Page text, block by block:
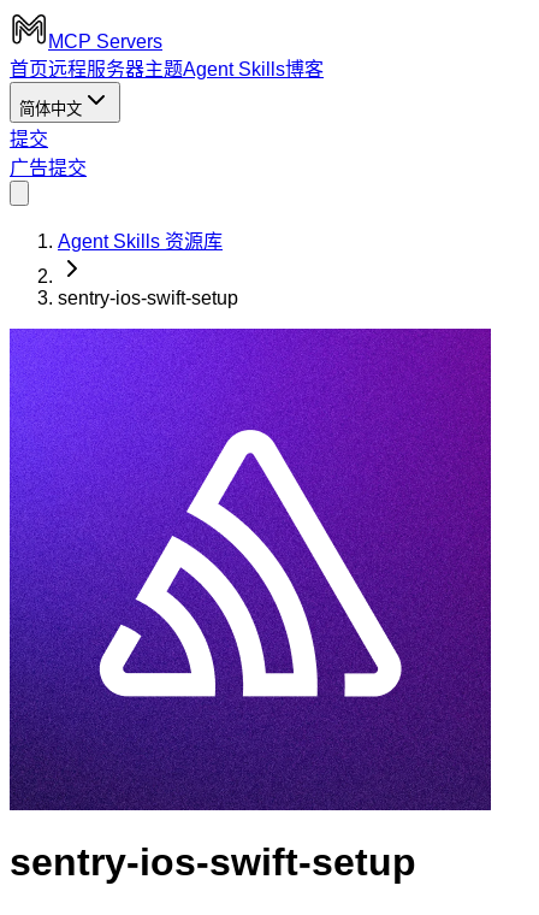
MCP Servers
首页远程服务器主题Agent Skills博客
简体中文
提交
广告提交
Agent Skills 资源库
sentry-ios-swift-setup
sentry-ios-swift-setup